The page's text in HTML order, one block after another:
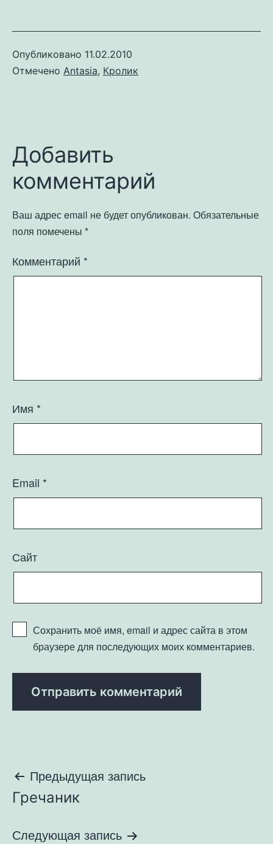
Опубликовано 11.02.2010
Отмечено Antasia, Кролик
Добавить
комментарий
Ваш адрес email не будет опубликован. Обязательные
поля помечены *
Комментарий *
Имя *
Email *
Сайт
Сохранить моё имя, email и адрес сайта в этом
браузере для последующих моих комментариев.
Навигация
по
записям
Предыдущая запись
Гречаник
Следующая запись